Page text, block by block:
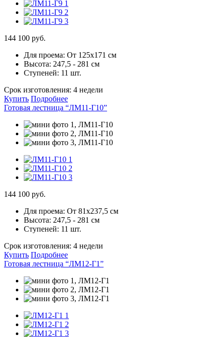
144 100 руб.
Для проема: От 125х171 см
Высота: 247,5 - 281 см
Ступеней: 11 шт.
Срок изготовления: 4 недели
Купить Подробнее
Готовая лестница “ЛМ11-Г10”
144 100 руб.
Для проема: От 81х237,5 см
Высота: 247,5 - 281 см
Ступеней: 11 шт.
Срок изготовления: 4 недели
Купить Подробнее
Готовая лестница “ЛМ12-Г1”